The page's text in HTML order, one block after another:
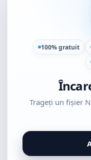
100% gratuit
Trageți un fișier